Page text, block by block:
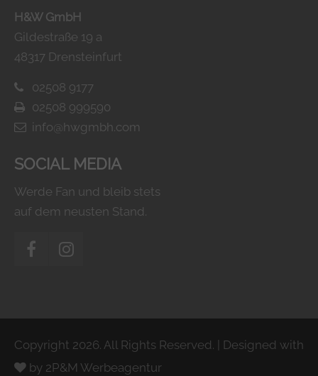
H&W GmbH
Gildestraße 19 a
48317 Drensteinfurt
02508 9177
02508 999590
info@hwgmbh.com
SOCIAL MEDIA
Werde Fan und bleib stets
auf dem neusten Stand.
Copyright 2026. All Rights Reserved. | Designed with
by 2P&M Werbeagentur